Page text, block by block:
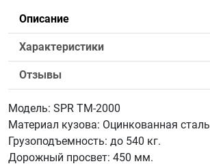
Описание
Характеристики
Отзывы
Модель: SPR ТМ-2000
Материал кузова: Оцинкованная сталь
Грузоподъемность: до 540 кг.
Дорожный просвет: 450 мм.